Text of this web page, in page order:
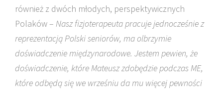
również z dwóch młodych, perspektywicznych
Polaków – Nasz fizjoterapeuta pracuje jednocześnie z
reprezentacją Polski seniorów, ma olbrzymie
doświadczenie międzynarodowe. Jestem pewien, że
doświadczenie, które Mateusz zdobędzie podczas ME,
które odbędą się we wrześniu da mu więcej pewności